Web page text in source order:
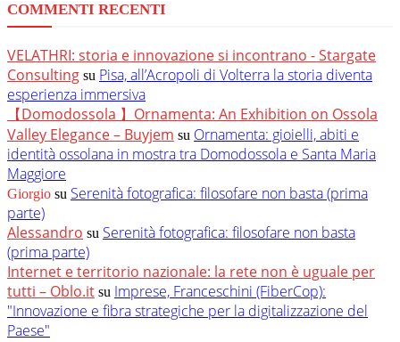
COMMENTI RECENTI
VELATHRI: storia e innovazione si incontrano - Stargate
Consulting su Pisa, all’Acropoli di Volterra la storia diventa
esperienza immersiva
【Domodossola 】Ornamenta: An Exhibition on Ossola
Valley Elegance – Buyjem su Ornamenta: gioielli, abiti e
identità ossolana in mostra tra Domodossola e Santa Maria
Maggiore
Giorgio su Serenità fotografica: filosofare non basta (prima
parte)
Alessandro su Serenità fotografica: filosofare non basta
(prima parte)
Internet e territorio nazionale: la rete non è uguale per
tutti – Oblo.it su Imprese, Franceschini (FiberCop):
"Innovazione e fibra strategiche per la digitalizzazione del
Paese"